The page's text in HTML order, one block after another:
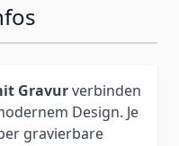
Gravurverbinden
Design. Je
gravierbare